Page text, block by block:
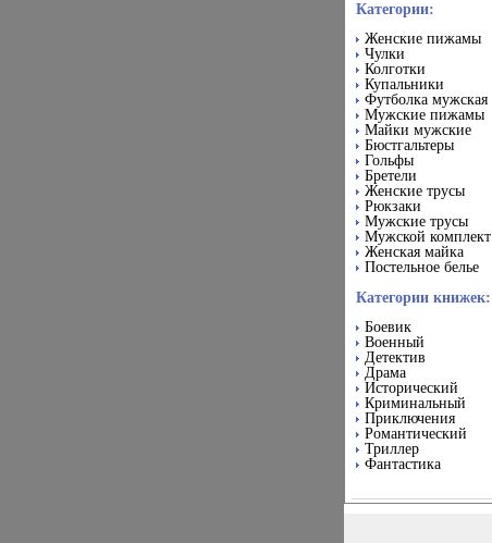
Категории:
Женские пижамы
Чулки
Колготки
Купальники
Футболка мужская
Мужские пижамы
Майки мужские
Бюстгальтеры
Гольфы
Бретели
Женские трусы
Рюкзаки
Мужские трусы
Мужской комплект
Женская майка
Постельное белье
Категории книжек:
Боевик
Военный
Детектив
Драма
Исторический
Криминальный
Приключения
Романтический
Триллер
Фантастика